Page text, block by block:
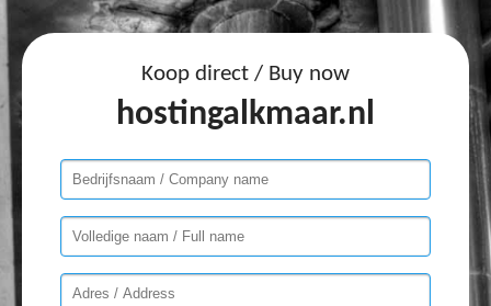
Koop direct / Buy now
hostingalkmaar.nl